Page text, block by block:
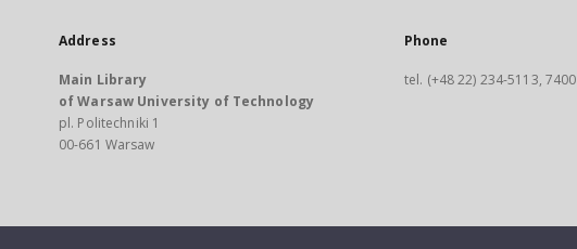
Address
Main Library
of Warsaw University of Technology
pl. Politechniki 1
00-661 Warsaw
Phone
tel. (+48 22) 234-5113, 7400